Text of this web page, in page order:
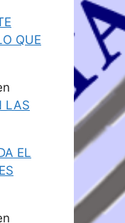
QUE
LAS
EL